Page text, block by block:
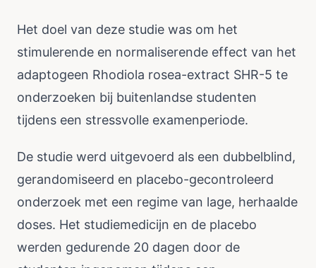
Het doel van deze studie was om het
stimulerende en normaliserende effect van het
adaptogeen Rhodiola rosea-extract SHR-5 te
onderzoeken bij buitenlandse studenten
tijdens een stressvolle examenperiode.
De studie werd uitgevoerd als een dubbelblind,
gerandomiseerd en placebo-gecontroleerd
onderzoek met een regime van lage, herhaalde
doses. Het studiemedicijn en de placebo
werden gedurende 20 dagen door de